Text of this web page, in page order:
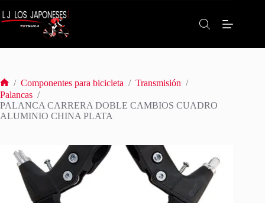
al
contenido
Inicio
/ Componentes para bicicleta / Transmisión /
Palancas /
PALANCA CARRERA DOBLE CAMBIOS CUADRO
ALUMINIO CHINA PLATA